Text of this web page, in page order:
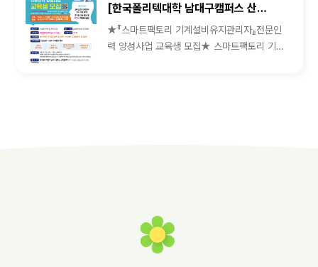
[한국폴리텍대학 남대구캠퍼스 산학협력처] 스마트팩토리 기계설비유지관리자 전문인력 양성사업 교육생 모집
★『스마트팩토리 기계설비유지관리자』전문인
력 양성사업 교육생 모집★ 스마트팩토리 기계